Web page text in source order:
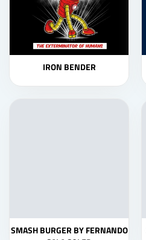
IRON BENDER
SMASH BURGER BY FERNANDO